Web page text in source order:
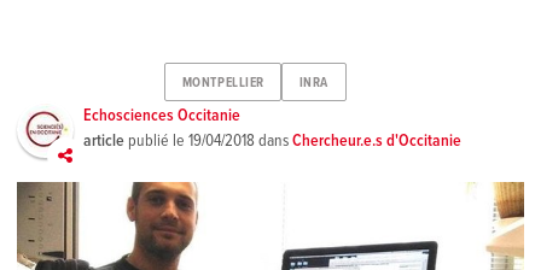
MONTPELLIER INRA
Echosciences Occitanie
article publié le19/04/2018 dansChercheur.e.s d'Occitanie